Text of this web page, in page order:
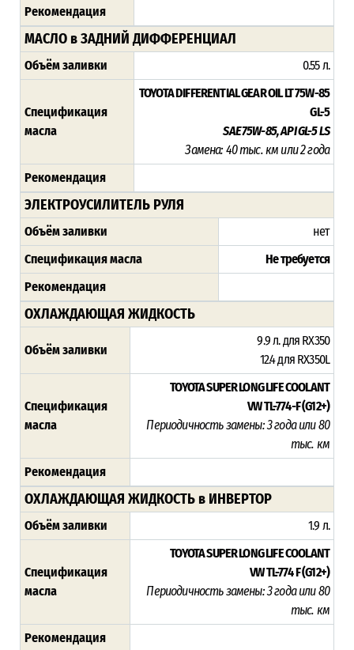
Рекомендация
МАСЛО в ЗАДНИЙ ДИФФЕРЕНЦИАЛ
Объём заливки 0.55 л.
Спецификация
масла
TOYOTA DIFFERENTIAL GEAR OIL LT 75W-85
GL-5
SAE 75W-85, API GL-5 LS
Замена: 40 тыс. км или 2 года
Рекомендация
ЭЛЕКТРОУСИЛИТЕЛЬ РУЛЯ
Объём заливки
нет
Спецификация масла
Не требуется
Рекомендация
ОХЛАЖДАЮЩАЯ ЖИДКОСТЬ
Объём заливки
9.9 л. для RX350
12.4 для RX350L
Спецификация
масла
TOYOTA SUPER LONG LIFE COOLANT
VW TL-774-F (G12+)
Периодичность замены: 3 года или 80
тыс. км
Рекомендация
ОХЛАЖДАЮЩАЯ ЖИДКОСТЬ в ИНВЕРТОР
Объём заливки 1.9 л.
Спецификация
масла
TOYOTA SUPER LONG LIFE COOLANT
VW TL-774 F (G12+)
Периодичность замены: 3 года или 80
тыс. км
Рекомендация